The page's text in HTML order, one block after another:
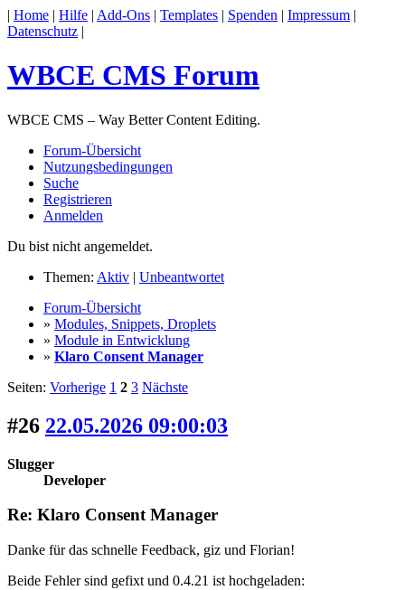
| Home | Hilfe | Add-Ons | Templates | Spenden | Impressum |
Datenschutz |
WBCE CMS Forum
WBCE CMS – Way Better Content Editing.
Forum-Übersicht
Nutzungsbedingungen
Suche
Registrieren
Anmelden
Du bist nicht angemeldet.
Themen: Aktiv | Unbeantwortet
Forum-Übersicht
» Modules, Snippets, Droplets
» Module in Entwicklung
» Klaro Consent Manager
Seiten: Vorherige 1 2 3 Nächste
#26 22.05.2026 09:00:03
Slugger
Developer
Re: Klaro Consent Manager
Danke für das schnelle Feedback, giz und Florian!
Beide Fehler sind gefixt und 0.4.21 ist hochgeladen: